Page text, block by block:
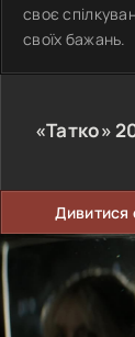
своє
своїх бажань.
«Татко»
Дивитися